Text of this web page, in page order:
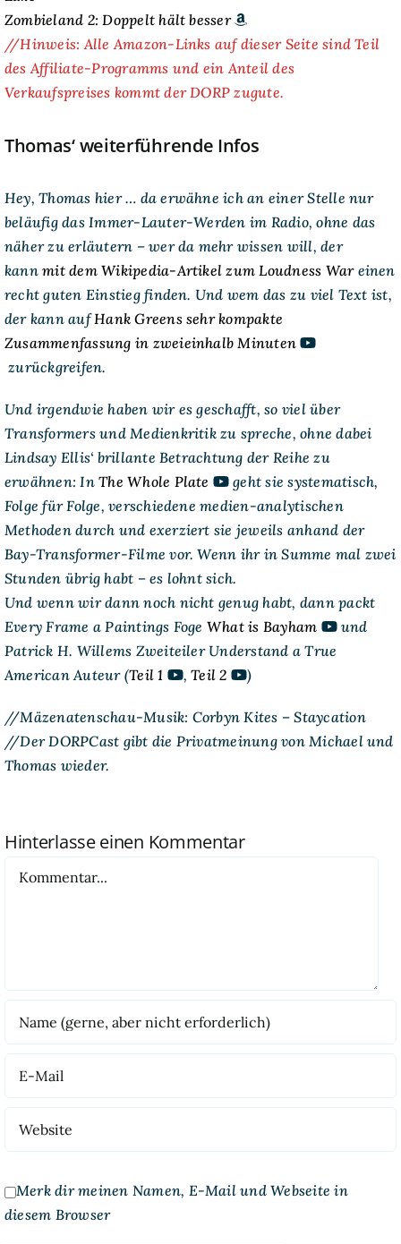
Zombieland 2: Doppelt hält besser
//Hinweis: Alle Amazon-Links auf dieser Seite sind Teil
des Affiliate-Programms und ein Anteil des
Verkaufspreises kommt der DORP zugute.
Thomas‘ weiterführende Infos
Hey, Thomas hier … da erwähne ich an einer Stelle nur
beläufig das Immer-Lauter-Werden im Radio, ohne das
näher zu erläutern – wer da mehr wissen will, der
kannmit dem Wikipedia-Artikel zum Loudness War einen
recht guten Einstieg finden. Und wem das zu viel Text ist,
der kann aufHank Greens sehr kompakte
Zusammenfassung in zweieinhalb Minuten
zurückgreifen.
Und irgendwie haben wir es geschafft, so viel über
Transformers und Medienkritik zu spreche, ohne dabei
Lindsay Ellis‘ brillante Betrachtung der Reihe zu
erwähnen: InThe Whole Plate
geht sie systematisch,
Folge für Folge, verschiedene medien-analytischen
Methoden durch und exerziert sie jeweils anhand der
Bay-Transformer-Filme vor. Wenn ihr in Summe mal zwei
Stunden übrig habt – es lohnt sich.
Und wenn wir dann noch nicht genug habt, dann packt
Every Frame a Paintings Foge What is Bayham
und
Patrick H. Willems ZweiteilerUnderstand a True
American Auteur(Teil 1 ,Teil 2 )
//Mäzenatenschau-Musik: Corbyn Kites – Staycation
//Der DORPCast gibt die Privatmeinung von Michael und
Thomas wieder.
Hinterlasse einen Kommentar
Kommentar
Merk dir meinen Namen, E-Mail und Webseite in
diesem Browser